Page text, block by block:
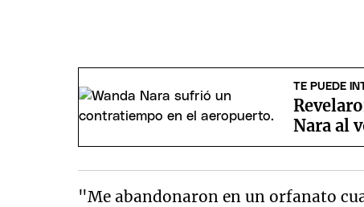
TE PUEDE
Nara al
"Me abandonaron en un orfanato